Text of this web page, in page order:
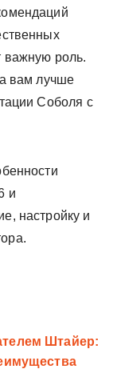
важную роль.
вам лучше
Соболя с
и
настройку и
Штайер: